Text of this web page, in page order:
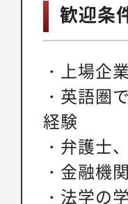
歓迎条
・上場企
・英語圏
経験
・弁護士
・金融機
・法学の